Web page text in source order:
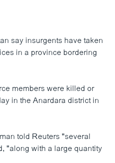
say insurgents have taken
in a province bordering
members were killed or
in the Anardara district in
told Reuters "several
"along with a large quantity